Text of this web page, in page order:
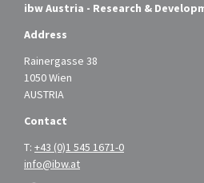
ibw Austria - Research &
Address
Rainergasse 38
1050 Wien
AUSTRIA
Contact
T: +43 (0)1 545 1671-0
info@ibw.at